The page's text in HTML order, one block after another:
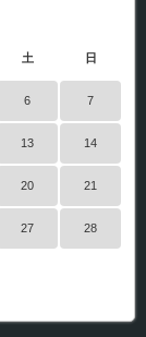
土 日
6 7
13 14
20 21
27 28